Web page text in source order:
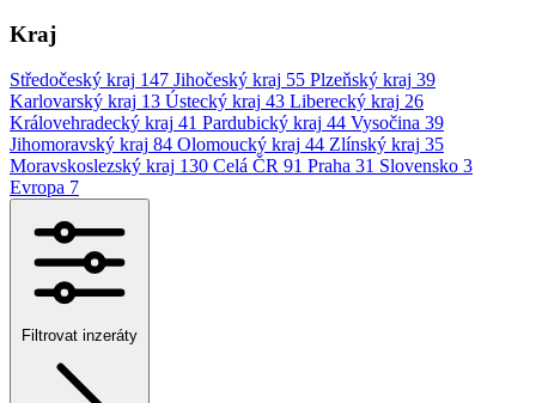
Kraj
Středočeský kraj 147 Jihočeský kraj 55 Plzeňský kraj 39
Karlovarský kraj 13 Ústecký kraj 43 Liberecký kraj 26
Královehradecký kraj 41 Pardubický kraj 44 Vysočina 39
Jihomoravský kraj 84 Olomoucký kraj 44 Zlínský kraj 35
Moravskoslezský kraj 130 Celá ČR 91 Praha 31 Slovensko 3
Evropa 7
Filtrovat inzeráty